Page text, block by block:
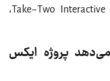
بلکه به‌طور ناخواسته توسط شرکت Take-Two Interactive،
می‌دهد پروژه ایکس